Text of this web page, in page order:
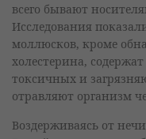
всего бывают
Исследования
моллюсков, кроме
холестерина,
токсичных и
отравляют организм
Воздерживаясь от